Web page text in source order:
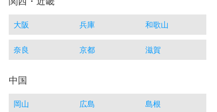
大阪 兵庫 和歌山
奈良 京都 滋賀
中国
岡山 広島 島根